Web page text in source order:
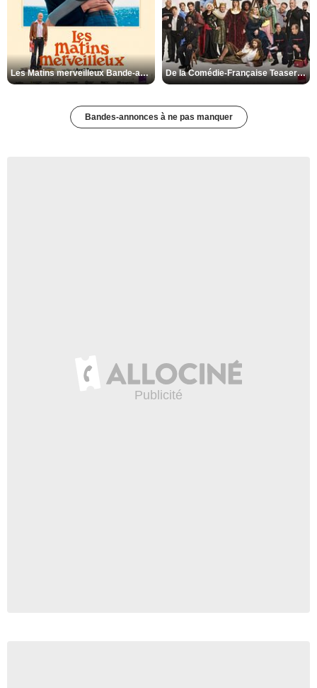
Les Matins merveilleux Bande-annonce VF De la Comédie-Française Teaser VF
Bandes-annonces à ne pas manquer